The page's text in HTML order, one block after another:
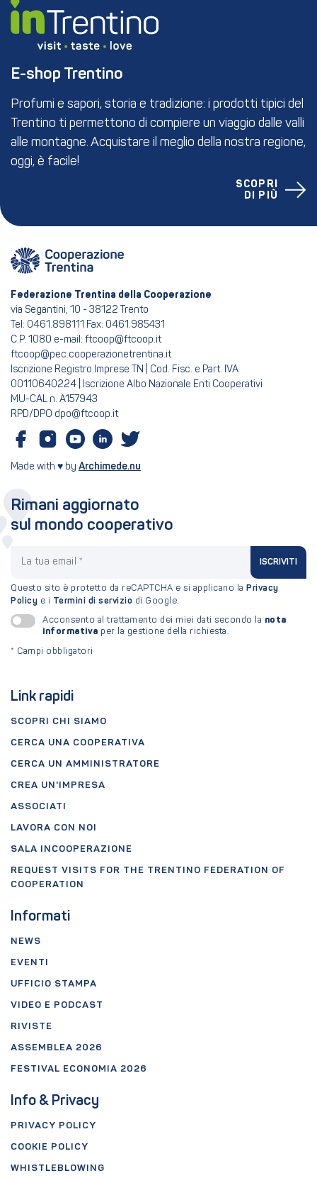
E-shop Trentino
Profumi e sapori, storia e tradizione: i prodotti tipici del
Trentino ti permettono di compiere un viaggio dalle valli
alle montagne. Acquistare il meglio della nostra regione,
oggi, è facile!
SCOPRI
DI PIÙ
Federazione Trentina della Cooperazione
via Segantini, 10 - 38122 Trento
Tel: 0461.898111 Fax: 0461.985431
C.P. 1080 e-mail: ftcoop@ftcoop.it
ftcoop@pec.cooperazionetrentina.it
Iscrizione Registro Imprese TN | Cod. Fisc. e Part. IVA
00110640224 | Iscrizione Albo Nazionale Enti Cooperativi
MU-CAL n. A157943
RPD/DPO dpo@ftcoop.it
Made with ♥ by Archimede.nu
Link rapidi
SCOPRI CHI SIAMO
CERCA UNA COOPERATIVA
CERCA UN AMMINISTRATORE
CREA UN'IMPRESA
ASSOCIATI
LAVORA CON NOI
SALA INCOOPERAZIONE
REQUEST VISITS FOR THE TRENTINO FEDERATION OF
COOPERATION
Informati
NEWS
EVENTI
UFFICIO STAMPA
VIDEO E PODCAST
RIVISTE
ASSEMBLEA 2026
FESTIVAL ECONOMIA 2026
Info & Privacy
PRIVACY POLICY
COOKIE POLICY
WHISTLEBLOWING
Rimani aggiornato
sul mondo cooperativo
ISCRIVITI
Questo sito è protetto da reCAPTCHA e si applicano la Privacy
Policy e i Termini di servizio di Google.
Acconsento al trattamento dei miei dati secondo la nota
informativa per la gestione della richiesta.
* Campi obbligatori